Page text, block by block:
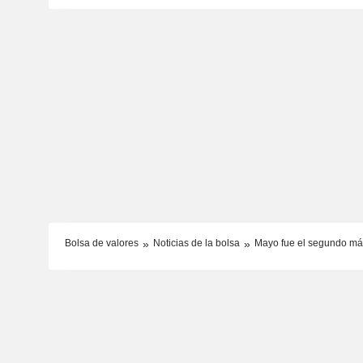
Bolsa de valores Noticias de la bolsa Mayo fue el segundo